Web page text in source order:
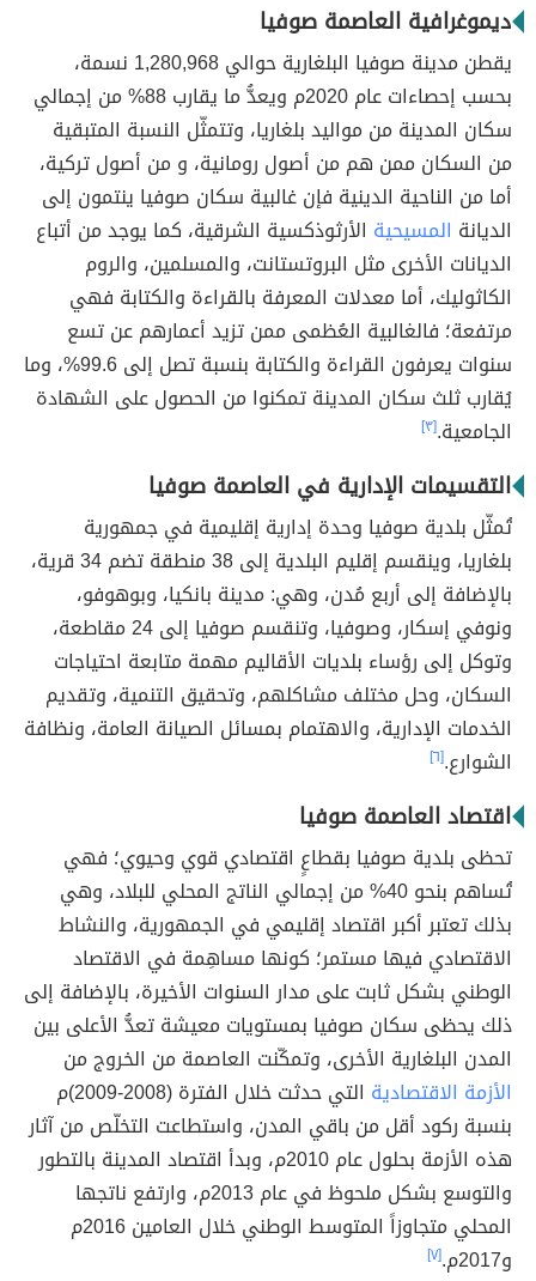
ديموغرافية العاصمة صوفيا
يقطن مدينة صوفيا البلغارية حوالي 1,280,968 نسمة،
بحسب إحصاءات عام 2020م ويعدُّ ما يقارب 88% من إجمالي
سكان المدينة من مواليد بلغاريا، وتتمثّل النسبة المتبقية
من السكان ممن هم من أصول رومانية، و من أصول تركية،
أما من الناحية الدينية فإن غالبية سكان صوفيا ينتمون إلى
الديانة المسيحية الأرثوذكسية الشرقية، كما يوجد من أتباع
الديانات الأخرى مثل البروتستانت، والمسلمين، والروم
الكاثوليك، أما معدلات المعرفة بالقراءة والكتابة فهي
مرتفعة؛ فالغالبية العُظمى ممن تزيد أعمارهم عن تسع
سنوات يعرفون القراءة والكتابة بنسبة تصل إلى 99.6%، وما
يُقارب ثلث سكان المدينة تمكنوا من الحصول على الشهادة
الجامعية.[٣]
التقسيمات الإدارية في العاصمة صوفيا
تُمثّل بلدية صوفيا وحدة إدارية إقليمية في جمهورية
بلغاريا، وينقسم إقليم البلدية إلى 38 منطقة تضم 34 قرية،
بالإضافة إلى أربع مُدن، وهي: مدينة بانكيا، وبوهوفو،
ونوفي إسكار، وصوفيا، وتنقسم صوفيا إلى 24 مقاطعة،
وتوكل إلى رؤساء بلديات الأقاليم مهمة متابعة احتياجات
السكان، وحل مختلف مشاكلهم، وتحقيق التنمية، وتقديم
الخدمات الإدارية، والاهتمام بمسائل الصيانة العامة، ونظافة
الشوارع.[٦]
اقتصاد العاصمة صوفيا
تحظى بلدية صوفيا بقطاعٍ اقتصادي قوي وحيوي؛ فهي
تُساهم بنحو 40% من إجمالي الناتج المحلي للبلاد، وهي
بذلك تعتبر أكبر اقتصاد إقليمي في الجمهورية، والنشاط
الاقتصادي فيها مستمر؛ كونها مساهِمة في الاقتصاد
الوطني بشكل ثابت على مدار السنوات الأخيرة، بالإضافة إلى
ذلك يحظى سكان صوفيا بمستويات معيشة تعدُّ الأعلى بين
المدن البلغارية الأخرى، وتمكّنت العاصمة من الخروج من
الأزمة الاقتصادية
التي حدثت خلال الفترة (2008-2009)م
بنسبة ركود أقل من باقي المدن، واستطاعت التخلّص من آثار
هذه الأزمة بحلول عام 2010م، وبدأ اقتصاد المدينة بالتطور
والتوسع بشكل ملحوظ في عام 2013م، وارتفع ناتجها
المحلي متجاوزاً المتوسط الوطني خلال العامين 2016م
و2017م.
[٧]